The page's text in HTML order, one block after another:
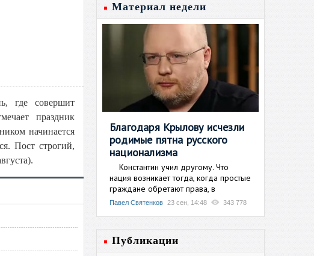
где совершит
праздник
начинается
Пост строгий,
Материал недели
Благодаря Крылову исчезли
родимые пятна русского
национализма
Константин учил другому. Что
нация возникает тогда, когда простые
граждане обретают права, в
Павел Святенков 23 сен, 14:48 343 778
Публикации